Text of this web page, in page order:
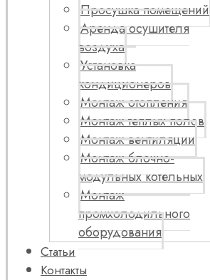
Просушка помещений
Аренда осушителя
воздуха
Установка
кондиционеров
Монтаж отопления
Монтаж теплых полов
Монтаж вентиляции
Монтаж блочно-
модульных котельных
Монтаж
промхолодильного
оборудования
Статьи
Контакты